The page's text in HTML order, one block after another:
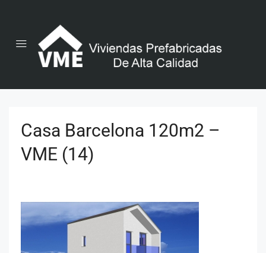
Casa Barcelona 120m2 –
VME (14)